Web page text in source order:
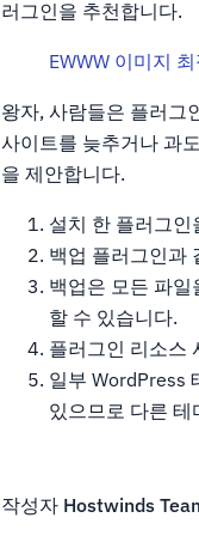
러그인을 추천합니다.
EWWW 이미지
왕자, 사람들은 플러그
사이트를 늦추거나 과
을 제안합니다.
설치 한 플러그
백업 플러그인과
백업은 모든 파
할 수 있습니다.
플러그인 리소스
일부 WordPress
있으므로 다른
작성자 Hostwinds